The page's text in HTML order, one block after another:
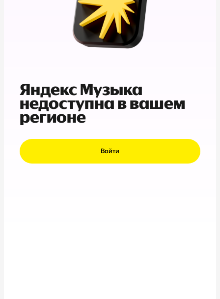
Яндекс Музыка
недоступна в вашем
регионе
Войти